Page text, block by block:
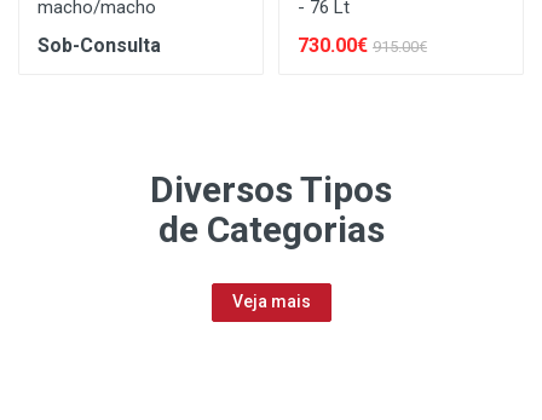
macho/macho
Sob-Consulta
- 76 Lt
730.00€ 915.00€
Diversos Tipos
de Categorias
Veja mais